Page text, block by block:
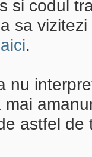
si codul
sa
aici.
nu
mai
astfel de